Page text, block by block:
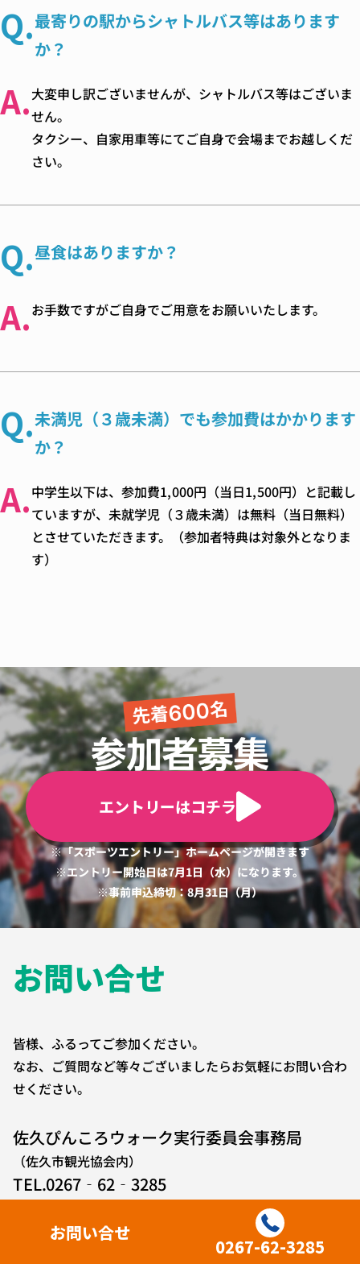
Q.最寄りの駅からシャトルバス等はあります
か？
A.大変申し訳ございませんが、シャトルバス等はございま
せん。
タクシー、自家用車等にてご自身で会場までお越しくだ
さい。
Q.昼食はありますか？
A.お手数ですがご自身でご用意をお願いいたします。
Q.未満児（３歳未満）でも参加費はかかります
か？
A.中学生以下は、参加費1,000円（当日1,500円）と記載し
ていますが、未就学児（３歳未満）は無料（当日無料）
とさせていただきます。（参加者特典は対象外となりま
す）
エントリーはコチラ
※「スポーツエントリー」ホームページが開きます
※エントリー開始日は7月1日（水）になります。
※事前申込締切：8月31日（月）
お問い合せ
皆様、ふるってご参加ください。
なお、ご質問など等々ございましたらお気軽にお問い合わ
せください。
佐久ぴんころウォーク実行委員会事務局
（佐久市観光協会内）
TEL.0267‐62‐3285
お問い合せ
0267-62-3285